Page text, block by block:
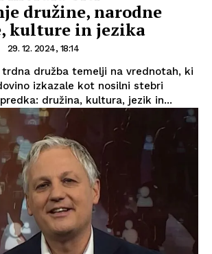
družine, narodne
kulture in jezika
29. 12. 2024, 18:14
trdna družba temelji na vrednotah, ki
izkazale kot nosilni stebri
družina, kultura, jezik in...